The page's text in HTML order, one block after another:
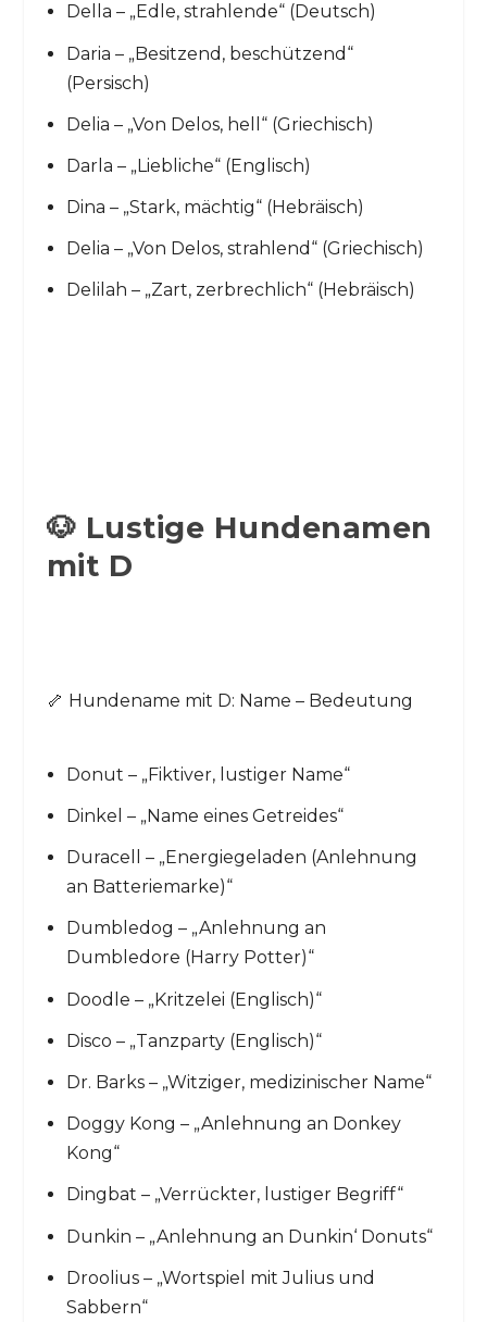
Della – „Edle, strahlende“ (Deutsch)
Daria – „Besitzend, beschützend“
(Persisch)
Delia – „Von Delos, hell“ (Griechisch)
Darla – „Liebliche“ (Englisch)
Dina – „Stark, mächtig“ (Hebräisch)
Delia – „Von Delos, strahlend“ (Griechisch)
Delilah – „Zart, zerbrechlich“ (Hebräisch)
🐶 Lustige Hundenamen
mit D
🦴 Hundename mit D: Name – Bedeutung
Donut – „Fiktiver, lustiger Name“
Dinkel – „Name eines Getreides“
Duracell – „Energiegeladen (Anlehnung
an Batteriemarke)“
Dumbledog – „Anlehnung an
Dumbledore (Harry Potter)“
Doodle – „Kritzelei (Englisch)“
Disco – „Tanzparty (Englisch)“
Dr. Barks – „Witziger, medizinischer Name“
Doggy Kong – „Anlehnung an Donkey
Kong“
Dingbat – „Verrückter, lustiger Begriff“
Dunkin – „Anlehnung an Dunkin‘ Donuts“
Droolius – „Wortspiel mit Julius und
Sabbern“